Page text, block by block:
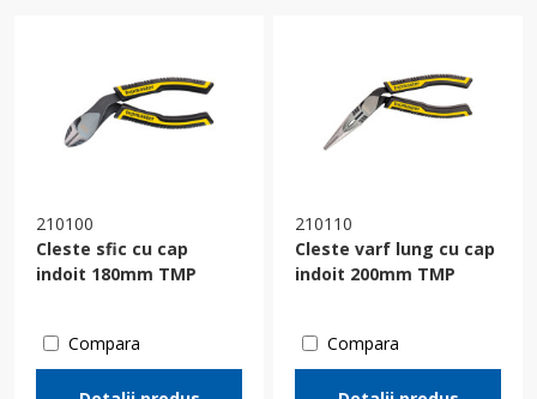
210100
Cleste sfic cu cap
indoit 180mm TMP
Compara
210110
Cleste varf lung cu cap
indoit 200mm TMP
Compara